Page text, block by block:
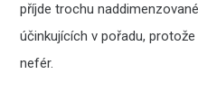
příjde trochu
účinkujících v pořadu,
nefér.